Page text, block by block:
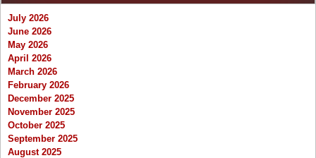
July 2026
June 2026
May 2026
April 2026
March 2026
February 2026
December 2025
November 2025
October 2025
September 2025
August 2025